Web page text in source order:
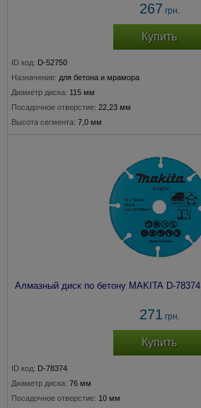
267 грн.
Купить
ID код: D-52750
Назначение: для бетона и мрамора
Диаметр диска: 115 мм
Посадочное отверстие: 22,23 мм
Высота сегмента: 7,0 мм
Алмазный диск по бетону MAKITA D-78374
271 грн.
Купить
ID код: D-78374
Диаметр диска: 76 мм
Посадочное отверстие: 10 мм